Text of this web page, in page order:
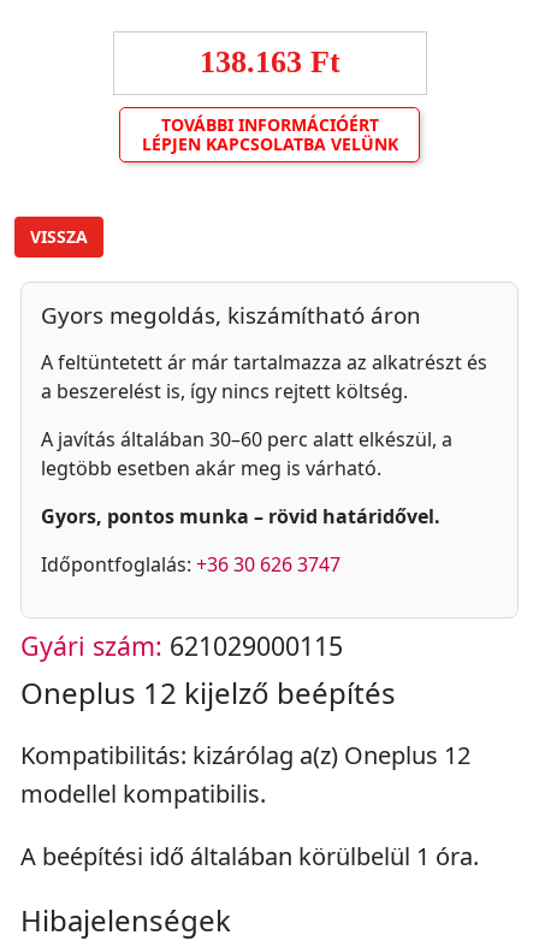
138.163 Ft
TOVÁBBI INFORMÁCIÓÉRT
LÉPJEN KAPCSOLATBA VELÜNK
VISSZA
Gyors megoldás, kiszámítható áron
A feltüntetett ár már tartalmazza az alkatrészt és
a beszerelést is, így nincs rejtett költség.
A javítás általában 30–60 perc alatt elkészül, a
legtöbb esetben akár meg is várható.
Gyors, pontos munka – rövid határidővel.
Időpontfoglalás: +36 30 626 3747
Gyári szám: 621029000115
Oneplus 12 kijelző beépítés
Kompatibilitás: kizárólag a(z) Oneplus 12
modellel kompatibilis.
A beépítési idő általában körülbelül 1 óra.
Hibajelenségek